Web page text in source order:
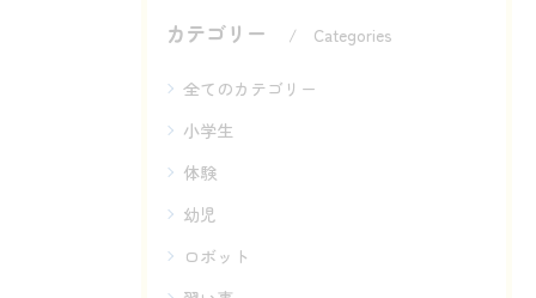
カテゴリー Categories
全てのカテゴリー
小学生
体験
幼児
ロボット